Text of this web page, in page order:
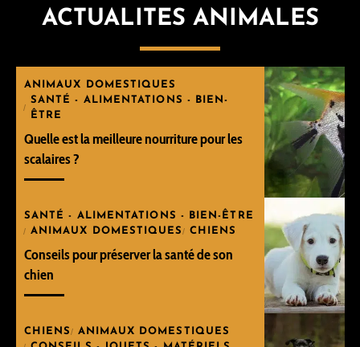
ACTUALITES ANIMALES
ANIMAUX DOMESTIQUES
SANTÉ - ALIMENTATIONS - BIEN-
ÊTRE
Quelle est la meilleure nourriture pour les
scalaires ?
SANTÉ - ALIMENTATIONS - BIEN-ÊTRE
ANIMAUX DOMESTIQUES
CHIENS
Conseils pour préserver la santé de son
chien
CHIENS
ANIMAUX DOMESTIQUES